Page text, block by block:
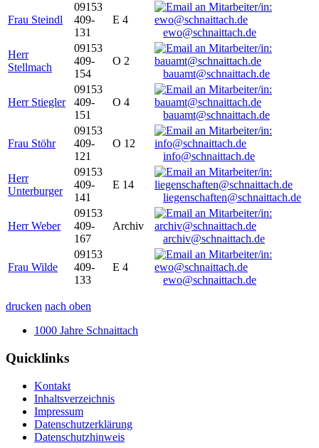
Frau Steindl
09153
409-
131
E 4
ewo@schnaittach.de
Herr
Stellmach
09153
409-
154
O 2
bauamt@schnaittach.de
Herr Stiegler
09153
409-
151
O 4
bauamt@schnaittach.de
Frau Stöhr
09153
409-
121
O 12
info@schnaittach.de
Herr
Unterburger
09153
409-
141
E 14
liegenschaften@schnaittach.de
Herr Weber
09153
409-
167
Archiv
archiv@schnaittach.de
Frau Wilde
09153
409-
133
E 4
ewo@schnaittach.de
drucken nach oben
1000 Jahre Schnaittach
Quicklinks
Kontakt
Inhaltsverzeichnis
Impressum
Datenschutzerklärung
Datenschutzhinweis